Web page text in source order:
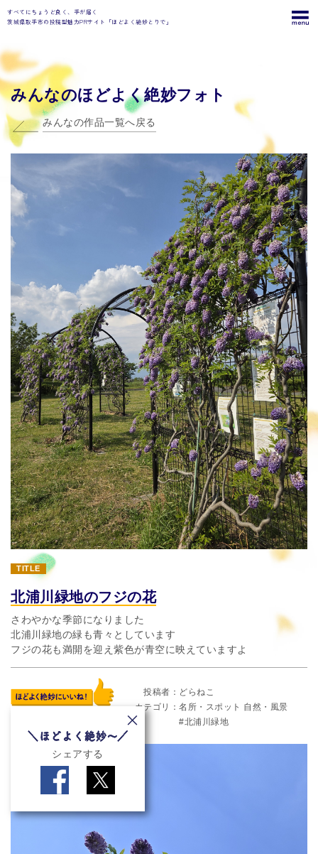
すべてにちょうど良く、手が届く
茨城県取手市の投稿型魅力PRサイト「ほどよく絶妙とりで」
みんなのほどよく絶妙フォト
みんなの作品一覧へ戻る
TITLE
北浦川緑地のフジの花
さわやかな季節になりました
北浦川緑地の緑も青々としています
フジの花も満開を迎え紫色が青空に映えていますよ
シェアする
投稿者
どらねこ
カテゴリ
名所・スポット 自然・風景
北浦川緑地